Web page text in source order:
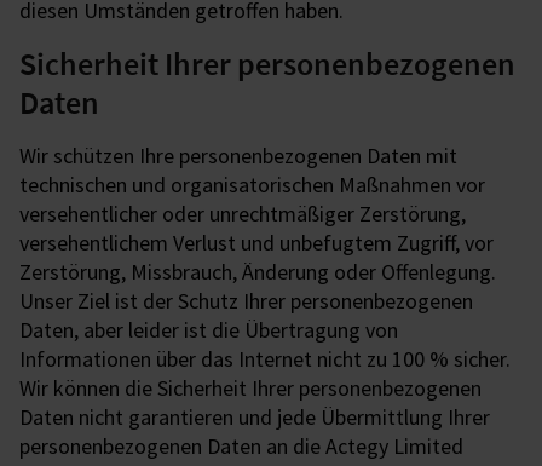
diesen Umständen getroffen haben.
Sicherheit Ihrer personenbezogenen
Daten
Wir schützen Ihre personenbezogenen Daten mit
technischen und organisatorischen Maßnahmen vor
versehentlicher oder unrechtmäßiger Zerstörung,
versehentlichem Verlust und unbefugtem Zugriff, vor
Zerstörung, Missbrauch, Änderung oder Offenlegung.
Unser Ziel ist der Schutz Ihrer personenbezogenen
Daten, aber leider ist die Übertragung von
Informationen über das Internet nicht zu 100 % sicher.
Wir können die Sicherheit Ihrer personenbezogenen
Daten nicht garantieren und jede Übermittlung Ihrer
personenbezogenen Daten an die Actegy Limited